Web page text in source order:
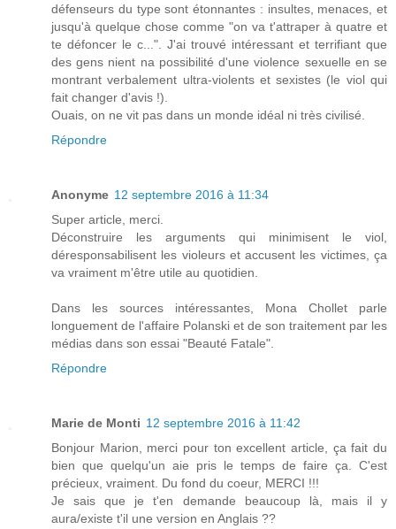
défenseurs du type sont étonnantes : insultes, menaces, et
jusqu'à quelque chose comme "on va t'attraper à quatre et
te défoncer le c...". J'ai trouvé intéressant et terrifiant que
des gens nient na possibilité d'une violence sexuelle en se
montrant verbalement ultra-violents et sexistes (le viol qui
fait changer d'avis !).
Ouais, on ne vit pas dans un monde idéal ni très civilisé.
Répondre
Anonyme 12 septembre 2016 à 11:34
Super article, merci.
Déconstruire les arguments qui minimisent le viol,
déresponsabilisent les violeurs et accusent les victimes, ça
va vraiment m'être utile au quotidien.
Dans les sources intéressantes, Mona Chollet parle
longuement de l'affaire Polanski et de son traitement par les
médias dans son essai "Beauté Fatale".
Répondre
Marie de Monti 12 septembre 2016 à 11:42
Bonjour Marion, merci pour ton excellent article, ça fait du
bien que quelqu'un aie pris le temps de faire ça. C'est
précieux, vraiment. Du fond du coeur, MERCI !!!
Je sais que je t'en demande beaucoup là, mais il y
aura/existe t'il une version en Anglais ??